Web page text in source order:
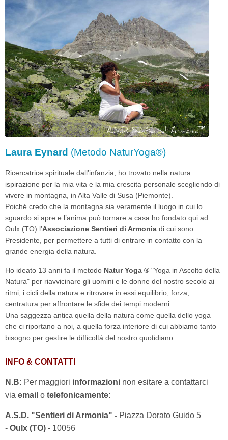
Laura Eynard (Metodo NaturYoga®)
Ricercatrice spirituale dall’infanzia, ho trovato nella natura
ispirazione per la mia vita e la mia crescita personale scegliendo di
vivere in montagna, in Alta Valle di Susa (Piemonte).
Poiché credo che la montagna sia veramente il luogo in cui lo
sguardo si apre e l’anima può tornare a casa ho fondato qui ad
Oulx (TO) l’Associazione Sentieri di Armonia di cui sono
Presidente, per permettere a tutti di entrare in contatto con la
grande energia della natura.
Ho ideato 13 anni fa il metodo Natur Yoga ® "Yoga in Ascolto della
Natura" per riavvicinare gli uomini e le donne del nostro secolo ai
ritmi, i cicli della natura e ritrovare in essi equilibrio, forza,
centratura per affrontare le sfide dei tempi moderni.
Una saggezza antica quella della natura come quella dello yoga
che ci riportano a noi, a quella forza interiore di cui abbiamo tanto
bisogno per gestire le difficoltà del nostro quotidiano.
INFO & CONTATTI
N.B: Per maggiori informazioni non esitare a contattarci
via email o telefonicamente:
A.S.D. "Sentieri di Armonia" - Piazza Dorato Guido 5
- Oulx (TO) - 10056